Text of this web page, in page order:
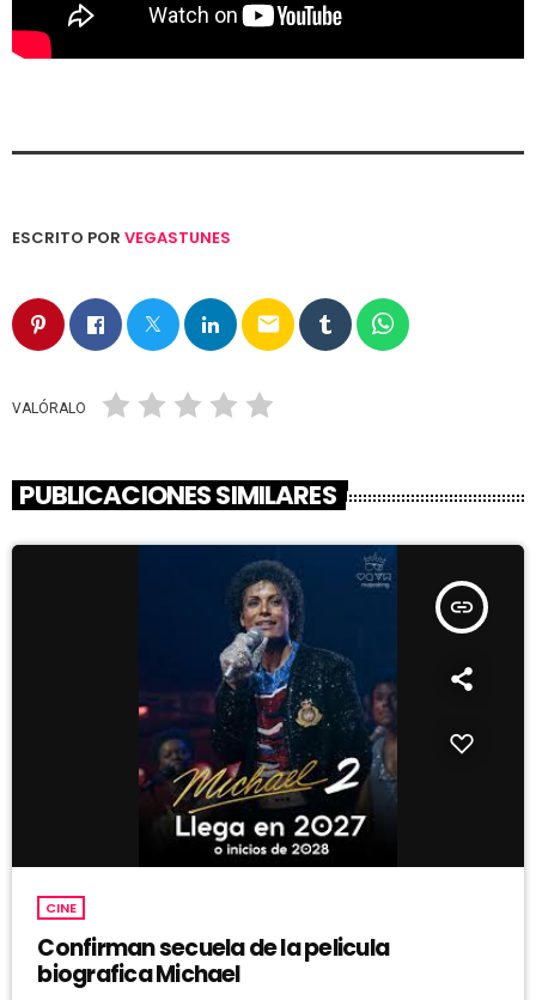
ESCRITO POR VEGASTUNES
email
VALÓRALO
PUBLICACIONES SIMILARES
insert_link
CINE
Confirman secuela de la pelicula
biografica Michael